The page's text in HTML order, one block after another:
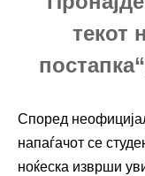
текот
Според
напаѓачот се
ноќеска изврши